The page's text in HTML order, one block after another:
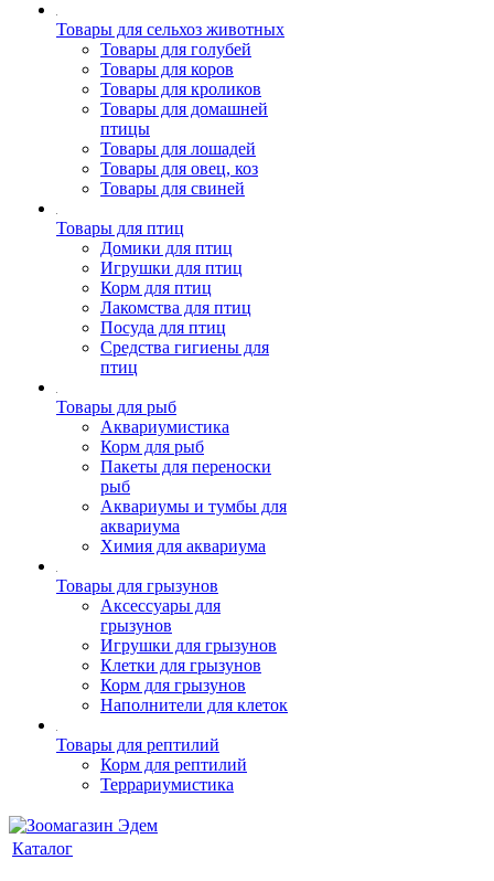
Товары для сельхоз животных
Товары для голубей
Товары для коров
Товары для кроликов
Товары для домашней
птицы
Товары для лошадей
Товары для овец, коз
Товары для свиней
Товары для птиц
Домики для птиц
Игрушки для птиц
Корм для птиц
Лакомства для птиц
Посуда для птиц
Средства гигиены для
птиц
Товары для рыб
Аквариумистика
Корм для рыб
Пакеты для переноски
рыб
Аквариумы и тумбы для
аквариума
Химия для аквариума
Товары для грызунов
Аксессуары для
грызунов
Игрушки для грызунов
Клетки для грызунов
Корм для грызунов
Наполнители для клеток
Товары для рептилий
Корм для рептилий
Террариумистика
Каталог